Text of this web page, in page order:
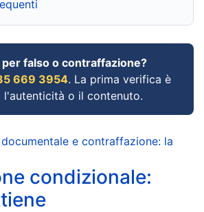
falso o contraffazione?
669 3954. La prima verifica è
l'autenticità o il contenuto.
e contraffazione: la
condizionale: